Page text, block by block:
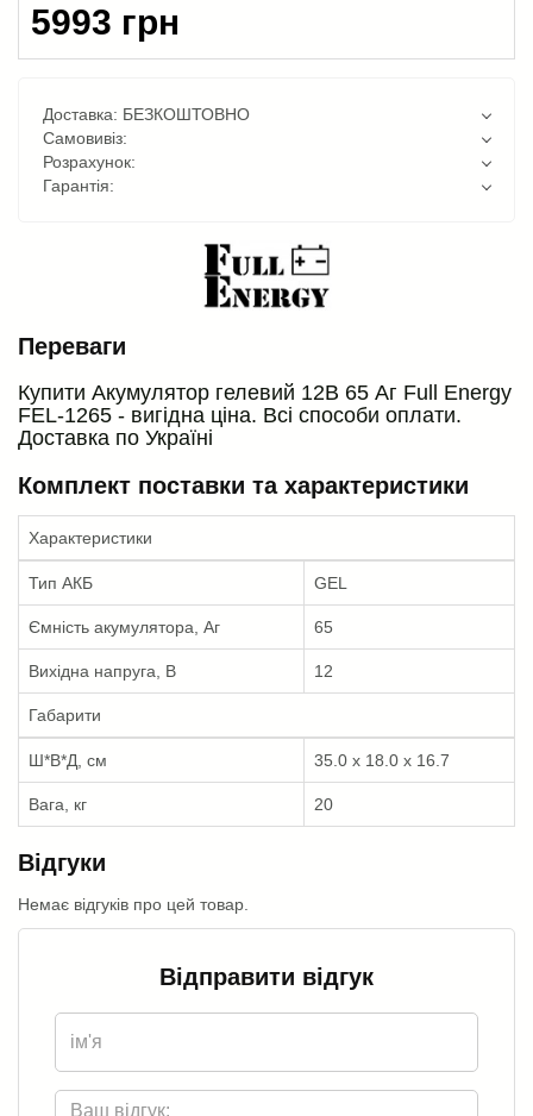
5993 грн
Доставка: БЕЗКОШТОВНО
Самовивіз:
Розрахунок:
Гарантія:
Переваги
Купити Акумулятор гелевий 12В 65 Аг Full Energy
FEL-1265 - вигідна ціна. Всі способи оплати.
Доставка по Україні
Комплект поставки та характеристики
Характеристики
Тип АКБ GEL
Ємність акумулятора, Аг 65
Вихідна напруга, В 12
Габарити
Ш*В*Д, см 35.0 x 18.0 x 16.7
Вага, кг 20
Відгуки
Немає відгуків про цей товар.
Відправити відгук